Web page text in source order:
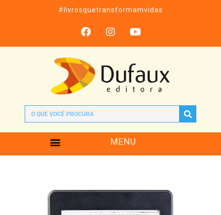
#livrosquetransformamvidas
MENU